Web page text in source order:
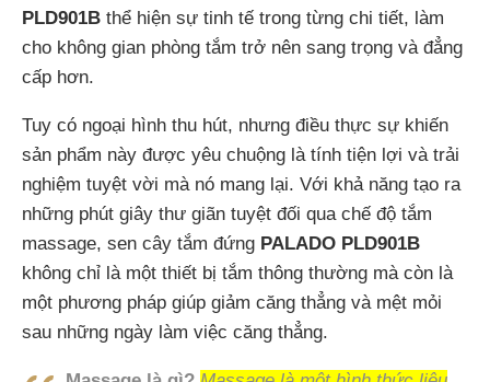
PLD901B thể hiện sự tinh tế trong từng chi tiết, làm
cho không gian phòng tắm trở nên sang trọng và đẳng
cấp hơn.
Tuy có ngoại hình thu hút, nhưng điều thực sự khiến
sản phẩm này được yêu chuộng là tính tiện lợi và trải
nghiệm tuyệt vời mà nó mang lại. Với khả năng tạo ra
những phút giây thư giãn tuyệt đối qua chế độ tắm
massage, sen cây tắm đứng PALADO PLD901B
không chỉ là một thiết bị tắm thông thường mà còn là
một phương pháp giúp giảm căng thẳng và mệt mỏi
sau những ngày làm việc căng thẳng.